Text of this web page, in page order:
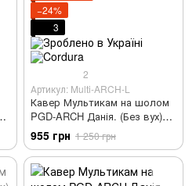
−24%
3
2
Артикул: Multi-ARCH-L
Кавер Мультикам на шолом
PGD-ARCH Данія. (Без вух)
Multicam-L
955 грн 1 250 грн